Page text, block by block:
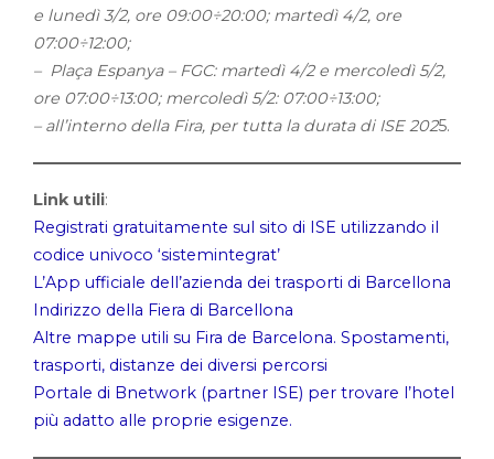
e lunedì 3/2, ore 09:00÷20:00; martedì 4/2, ore
07:00÷12:00;
– Plaça Espanya – FGC: martedì 4/2 e mercoledì 5/2,
ore 07:00÷13:00; mercoledì 5/2: 07:00÷13:00;
– all’interno della Fira, per tutta la durata di ISE 2025.
Link utili:
Registrati gratuitamente sul sito di ISE utilizzando il
codice univoco ‘sistemintegrat’
L’App ufficiale dell’azienda dei trasporti di Barcellona
Indirizzo della Fiera di Barcellona
Altre mappe utili su Fira de Barcelona. Spostamenti,
trasporti, distanze dei diversi percorsi
Portale di Bnetwork (partner ISE) per trovare l’hotel
più adatto alle proprie esigenze.